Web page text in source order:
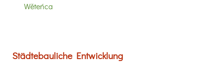
Wěteńca
Städtebauliche Entwicklung